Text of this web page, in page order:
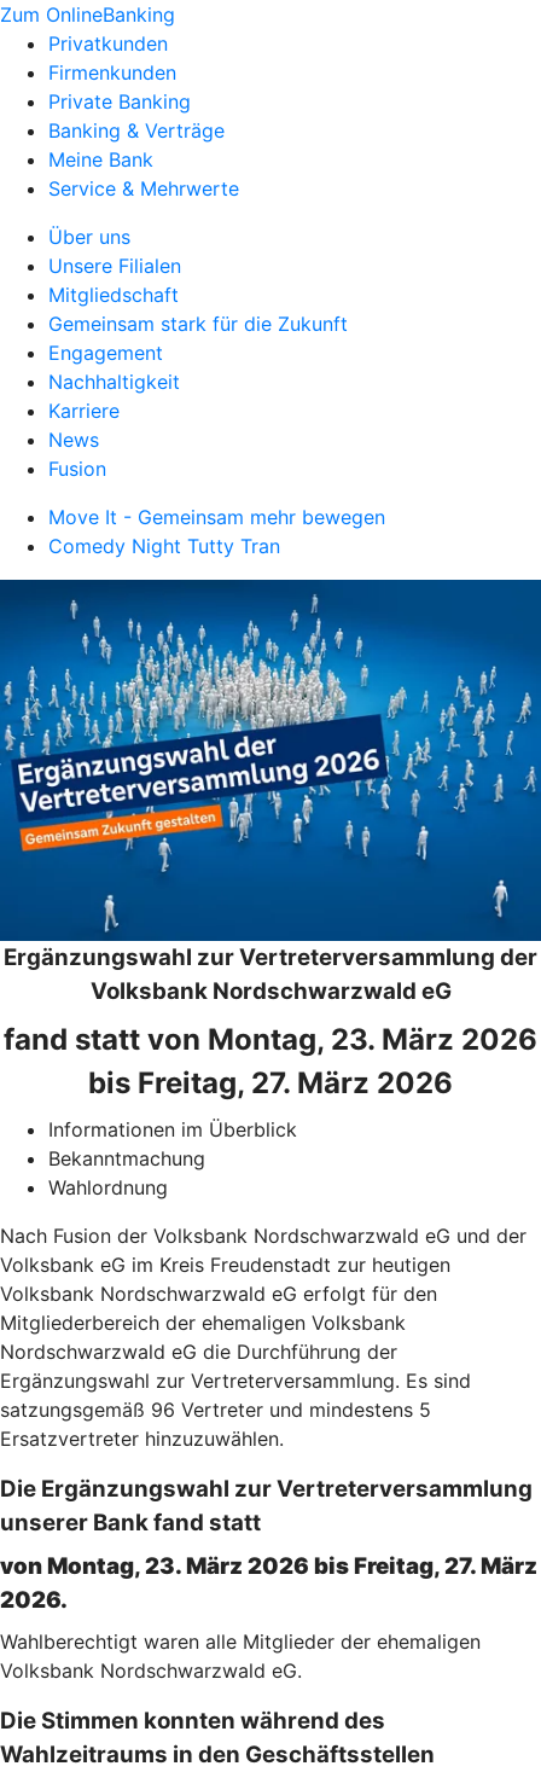
Zum OnlineBanking
Privatkunden
Firmenkunden
Private Banking
Banking & Verträge
Meine Bank
Service & Mehrwerte
Über uns
Unsere Filialen
Mitgliedschaft
Gemeinsam stark für die Zukunft
Engagement
Nachhaltigkeit
Karriere
News
Fusion
Move It - Gemeinsam mehr bewegen
Comedy Night Tutty Tran
Ergänzungswahl zur Vertreterversammlung der
Volksbank Nordschwarzwald eG
fand statt von Montag, 23. März 2026
bis Freitag, 27. März 2026
Informationen im Überblick
Bekanntmachung
Wahlordnung
Nach Fusion der Volksbank Nordschwarzwald eG und der
Volksbank eG im Kreis Freudenstadt zur heutigen
Volksbank Nordschwarzwald eG erfolgt für den
Mitgliederbereich der ehemaligen Volksbank
Nordschwarzwald eG die Durchführung der
Ergänzungswahl zur Vertreterversammlung. Es sind
satzungsgemäß 96 Vertreter und mindestens 5
Ersatzvertreter hinzuzuwählen.
Die Ergänzungswahl zur Vertreterversammlung
unserer Bank fand statt
von Montag, 23. März 2026 bis Freitag, 27. März
2026.
Wahlberechtigt waren alle Mitglieder der ehemaligen
Volksbank Nordschwarzwald eG.
Die Stimmen konnten während des
Wahlzeitraums in den Geschäftsstellen